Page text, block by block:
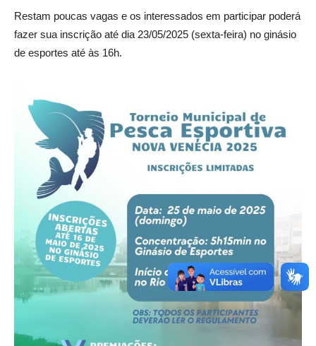
Restam poucas vagas e os interessados em participar poderá
fazer sua inscrição até dia 23/05/2025 (sexta-feira) no ginásio
de esportes até às 16h.